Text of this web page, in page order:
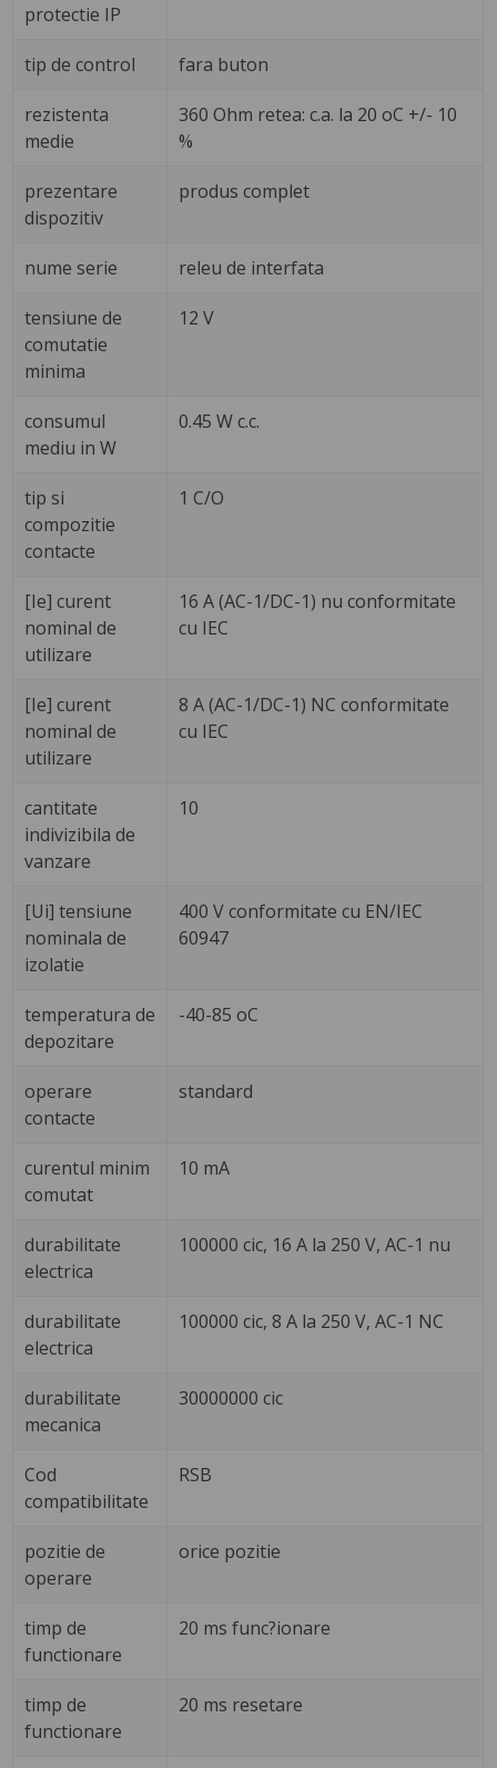
protectie IP
tip de control fara buton
rezistenta
medie
360 Ohm retea: c.a. la 20 oC +/- 10
%
prezentare
dispozitiv
produs complet
nume serie releu de interfata
tensiune de
comutatie
minima
12 V
consumul
mediu in W
0.45 W c.c.
tip si
compozitie
contacte
1 C/O
[Ie] curent
nominal de
utilizare
16 A (AC-1/DC-1) nu conformitate
cu IEC
[Ie] curent
nominal de
utilizare
8 A (AC-1/DC-1) NC conformitate
cu IEC
cantitate
indivizibila de
vanzare
10
[Ui] tensiune
nominala de
izolatie
400 V conformitate cu EN/IEC
60947
temperatura de
depozitare
-40-85 oC
operare
contacte
standard
curentul minim
comutat
10 mA
durabilitate
electrica
100000 cic, 16 A la 250 V, AC-1 nu
durabilitate
electrica
100000 cic, 8 A la 250 V, AC-1 NC
durabilitate
mecanica
30000000 cic
Cod
compatibilitate
RSB
pozitie de
operare
orice pozitie
timp de
functionare
20 ms func?ionare
timp de
functionare
20 ms resetare